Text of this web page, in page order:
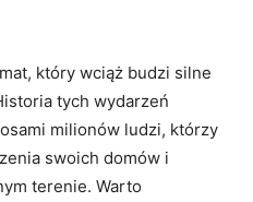
który wciąż budzi silne
tych wydarzeń
milionów ludzi, którzy
swoich domów i
terenie. Warto